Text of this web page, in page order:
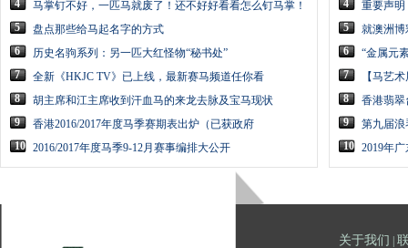
4
马掌钉不好，一匹马就废了！还不好好看看怎么钉马掌！
5
盘点那些给马起名字的方式
6
历史名驹系列：另一匹大红怪物“秘书处”
7
全新《HKJC TV》已上线，最新赛马频道任你看
8
胡主席和江主席收到汗血马的来龙去脉及宝马现状
9
香港2016/2017年度马季赛期表出炉（已获政府
10 2016/2017年度马季9-12月赛事编排大公开
4
重要声明
5
就澳洲博
6
“金属元
7
【马艺
8
香港翡翠
9
第九届浪
10 2019年
关于我们